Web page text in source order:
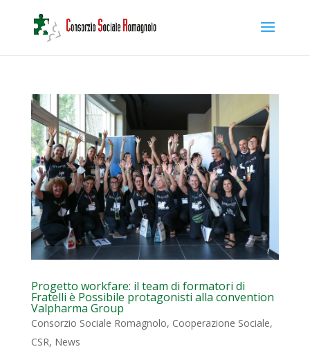
Progetto workfare: il team di formatori di
Fratelli è Possibile protagonisti alla convention
Valpharma Group
Consorzio Sociale Romagnolo, Cooperazione Sociale,
CSR, News